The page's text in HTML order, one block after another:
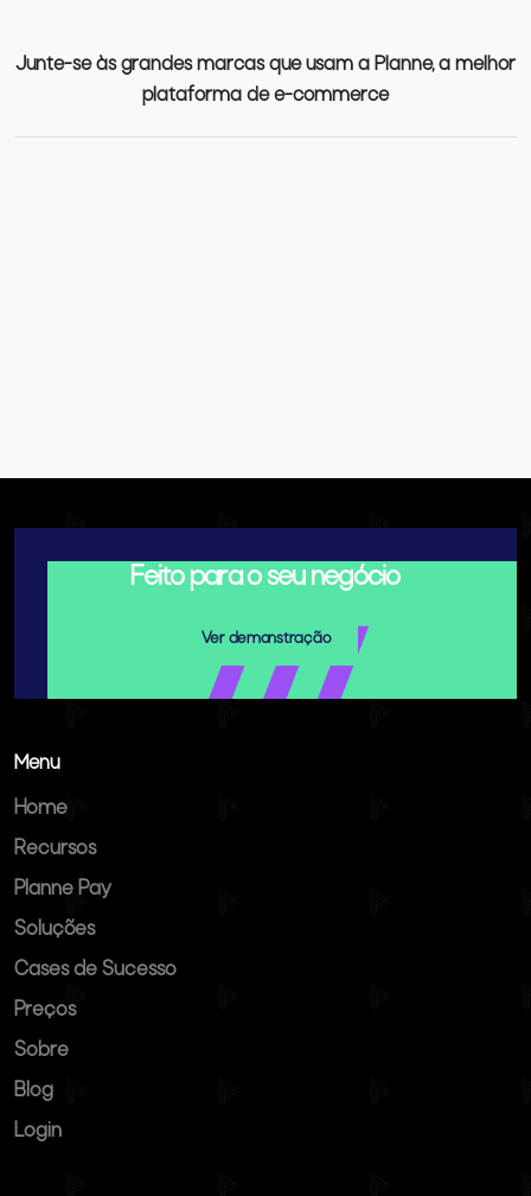
Junte-se às grandes marcas que usam a Planne, a melhor
plataforma de e-commerce
Feito para o seu negócio
Ver demonstração
Menu
Home
Recursos
Planne Pay
Soluções
Cases de Sucesso
Preços
Sobre
Blog
Login